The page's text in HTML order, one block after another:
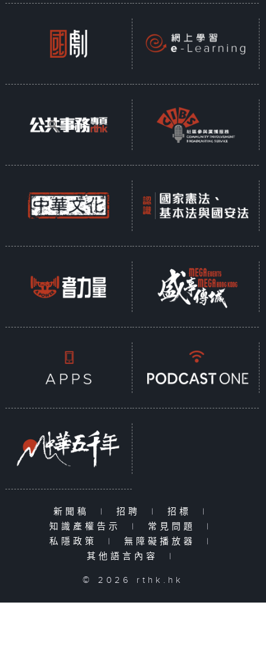
新聞稿 | 招聘 | 招標
|
知識產權告示
| 常見問題
|
私隱政策
| 無障礙播放器
|
其他語言內容
|
© 2026 rthk.hk